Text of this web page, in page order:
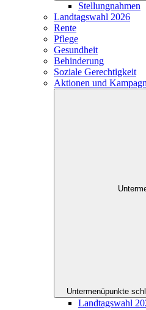
Stellungnahmen
Landtagswahl 2026
Rente
Pflege
Gesundheit
Behinderung
Soziale Gerechtigkeit
Aktionen und
Untermenüpunkte
Landtagswahl